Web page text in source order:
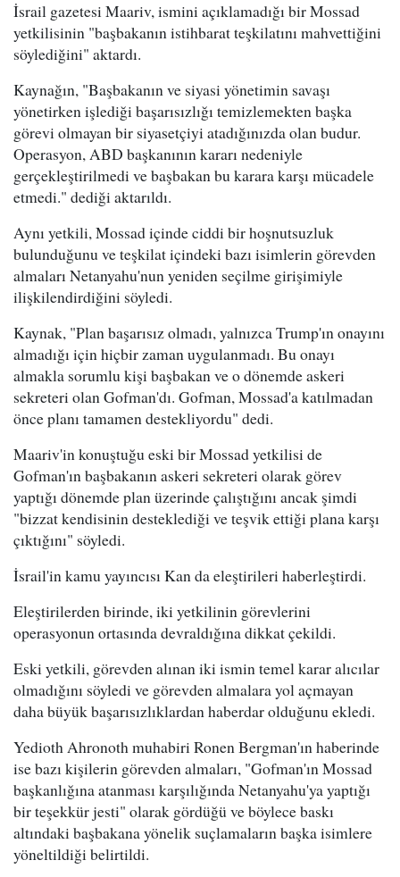
İsrail gazetesi Maariv, ismini açıklamadığı bir Mossad
yetkilisinin "başbakanın istihbarat teşkilatını mahvettiğini
söylediğini" aktardı.
Kaynağın, "Başbakanın ve siyasi yönetimin savaşı
yönetirken işlediği başarısızlığı temizlemekten başka
görevi olmayan bir siyasetçiyi atadığınızda olan budur.
Operasyon, ABD başkanının kararı nedeniyle
gerçekleştirilmedi ve başbakan bu karara karşı mücadele
etmedi." dediği aktarıldı.
Aynı yetkili, Mossad içinde ciddi bir hoşnutsuzluk
bulunduğunu ve teşkilat içindeki bazı isimlerin görevden
almaları Netanyahu'nun yeniden seçilme girişimiyle
ilişkilendirdiğini söyledi.
Kaynak, "Plan başarısız olmadı, yalnızca Trump'ın onayını
almadığı için hiçbir zaman uygulanmadı. Bu onayı
almakla sorumlu kişi başbakan ve o dönemde askeri
sekreteri olan Gofman'dı. Gofman, Mossad'a katılmadan
önce planı tamamen destekliyordu" dedi.
Maariv'in konuştuğu eski bir Mossad yetkilisi de
Gofman'ın başbakanın askeri sekreteri olarak görev
yaptığı dönemde plan üzerinde çalıştığını ancak şimdi
"bizzat kendisinin desteklediği ve teşvik ettiği plana karşı
çıktığını" söyledi.
İsrail'in kamu yayıncısı Kan da eleştirileri haberleştirdi.
Eleştirilerden birinde, iki yetkilinin görevlerini
operasyonun ortasında devraldığına dikkat çekildi.
Eski yetkili, görevden alınan iki ismin temel karar alıcılar
olmadığını söyledi ve görevden almalara yol açmayan
daha büyük başarısızlıklardan haberdar olduğunu ekledi.
Yedioth Ahronoth muhabiri Ronen Bergman'ın haberinde
ise bazı kişilerin görevden almaları, "Gofman'ın Mossad
başkanlığına atanması karşılığında Netanyahu'ya yaptığı
bir teşekkür jesti" olarak gördüğü ve böylece baskı
altındaki başbakana yönelik suçlamaların başka isimlere
yöneltildiği belirtildi.